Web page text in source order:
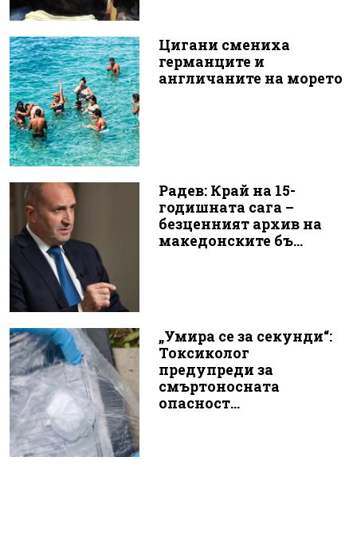
Цигани смениха
германците и
англичаните на морето
Радев: Край на 15-
годишната сага –
безценният архив на
македонските бъ...
„Умира се за секунди“:
Токсиколог
предупреди за
смъртоносната
опасност...